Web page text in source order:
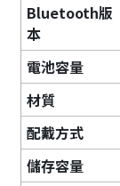
Bluetooth版
本
電池容量
材質
配戴方式
儲存容量